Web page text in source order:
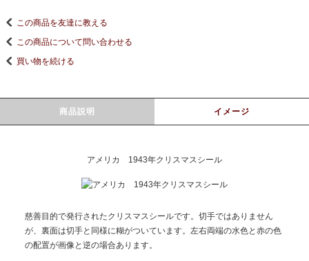
この商品を友達に教える
この商品について問い合わせる
買い物を続ける
商品説明 イメージ
アメリカ 1943年クリスマスシール
慈善目的で発行されたクリスマスシールです。切手ではありません
が、裏面は切手と同様に糊がついています。左右両端の水色と赤の色
の配置が画像と逆の場合あります。